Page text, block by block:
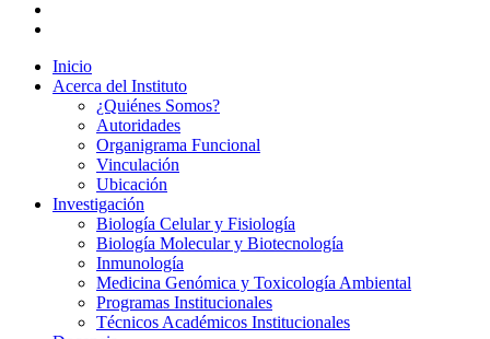
Inicio
Acerca del Instituto
¿Quiénes Somos?
Autoridades
Organigrama Funcional
Vinculación
Ubicación
Investigación
Biología Celular y Fisiología
Biología Molecular y Biotecnología
Inmunología
Medicina Genómica y Toxicología Ambiental
Programas Institucionales
Técnicos Académicos Institucionales